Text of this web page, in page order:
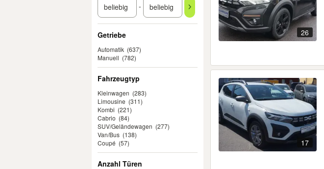
-
Getriebe
Automatik (637)
Manuell (782)
Fahrzeugtyp
Kleinwagen (283)
Limousine (311)
Kombi (221)
Cabrio (84)
SUV/Geländewagen (277)
Van/Bus (138)
Coupé (57)
Anzahl Türen
26
17